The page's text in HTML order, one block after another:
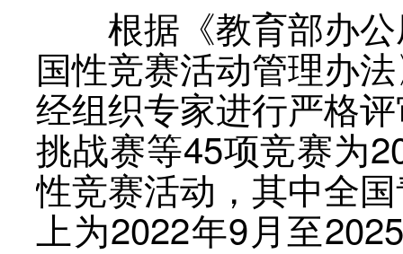
根据《教育部办公
国性竞赛活动管理办
经组织专家进行严格
挑战赛等45项竞赛为
性竞赛活动，其中全
上为2022年9月至